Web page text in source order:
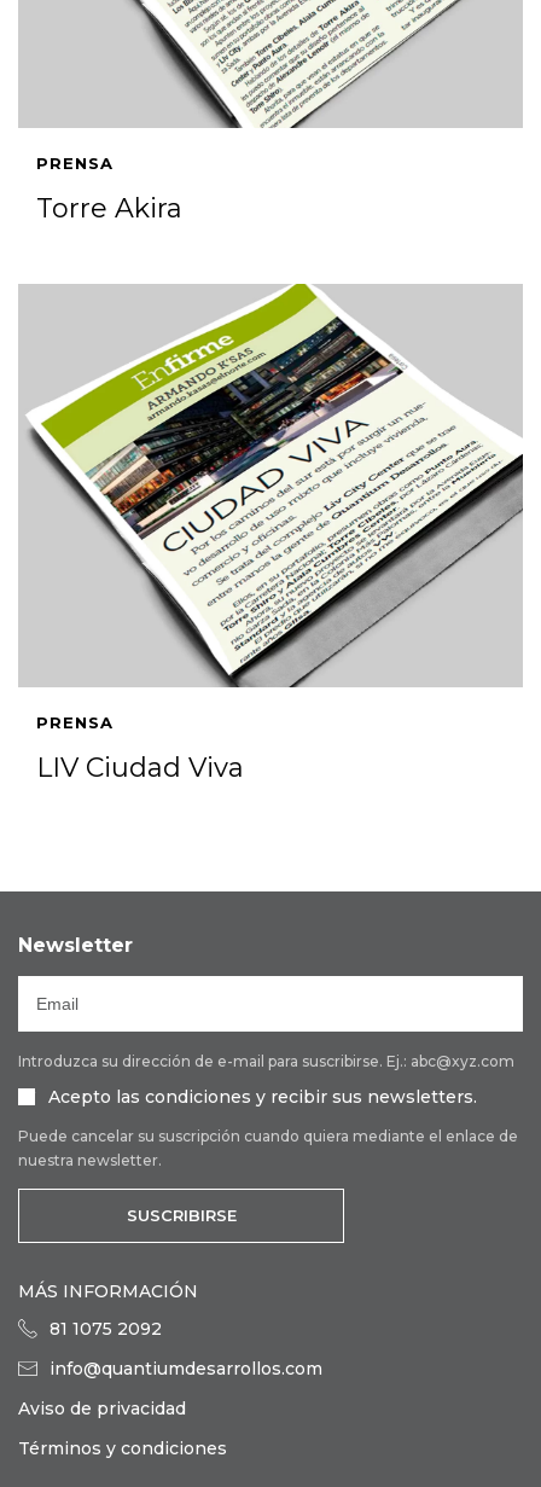
PRENSA
Torre Akira
PRENSA
LIV Ciudad Viva
Newsletter
Introduzca su dirección de e-mail para suscribirse. Ej.: abc@xyz.com
Acepto las condiciones y recibir sus newsletters.
Puede cancelar su suscripción cuando quiera mediante el enlace de
nuestra newsletter.
SUSCRIBIRSE
MÁS INFORMACIÓN
81 1075 2092
info@quantiumdesarrollos.com
Aviso de privacidad
Términos y condiciones